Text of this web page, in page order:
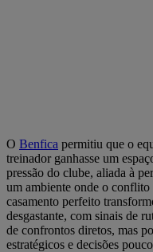
O Benfica permitiu que o
treinador ganhasse um
pressão do clube, aliada à
um ambiente onde o
casamento perfeito
desgastante, com sinais de
de confrontos diretos, mas
estratégicos e decisões